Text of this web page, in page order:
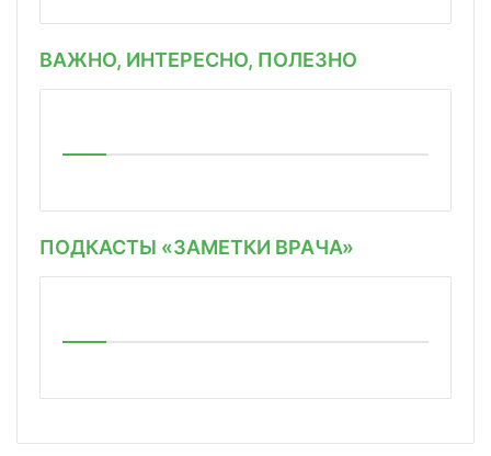
ВАЖНО, ИНТЕРЕСНО, ПОЛЕЗНО
ПОДКАСТЫ «ЗАМЕТКИ ВРАЧА»